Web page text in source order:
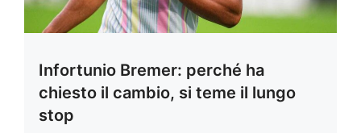
Infortunio Bremer: perché ha
chiesto il cambio, si teme il lungo
stop